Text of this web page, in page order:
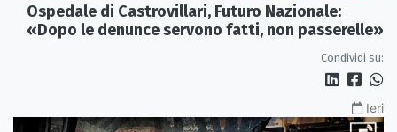
Ospedale di Castrovillari, Futuro Nazionale:
«Dopo le denunce servono fatti, non passerelle»
Condividi su:
Ieri